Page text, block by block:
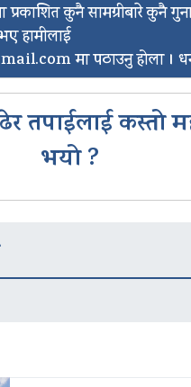
कुनै सामग्रीबारे कुनै
हामीलाई
मा पठाउनु होला ।
तपाईलाई कस्तो
भयो ?